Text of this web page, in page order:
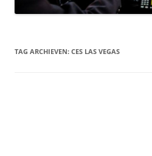
TAG ARCHIEVEN: CES LAS VEGAS